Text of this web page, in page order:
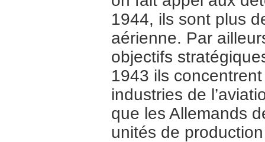
1944, ils sont plus
aérienne. Par
objectifs
1943 ils
industries de
que les Allemands
unités de